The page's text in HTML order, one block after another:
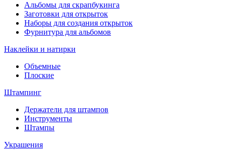
Альбомы для скрапбукинга
Заготовки для открыток
Наборы для создания открыток
Фурнитура для альбомов
Наклейки и натирки
Объемные
Плоские
Штампинг
Держатели для штампов
Инструменты
Штампы
Украшения